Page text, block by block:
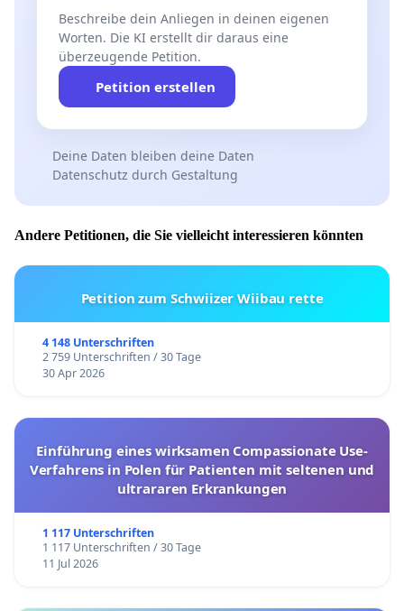
Beschreibe dein Anliegen in deinen eigenen
Worten. Die KI erstellt dir daraus eine
überzeugende Petition.
Petition erstellen
Deine Daten bleiben deine Daten
Datenschutz durch Gestaltung
Andere Petitionen, die Sie vielleicht interessieren könnten
Petition zum Schwiizer Wiibau rette
4 148 Unterschriften
2 759 Unterschriften / 30 Tage
30 Apr 2026
Einführung eines wirksamen Compassionate Use-
Verfahrens in Polen für Patienten mit seltenen und
ultrararen Erkrankungen
1 117 Unterschriften
1 117 Unterschriften / 30 Tage
11 Jul 2026